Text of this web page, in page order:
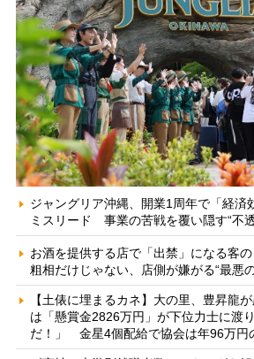
ジャングリア沖縄、開業1周年で「経済
ミスリード 事業の苦戦を覆い隠す“不
お酒を提供する店で「出禁」になる客
粗相だけじゃない、店側が嫌がる“最悪
【土俵に埋まるカネ】大の里、豊昇龍
は「懸賞金2826万円」が下位力士に渡
だ！」 金星4個配給で協会は年96万円